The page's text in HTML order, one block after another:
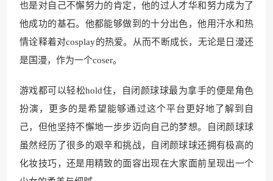
也是对自己不懈努力的肯定，他的过人才华和努力成为了
他成功的基石。他都能够做到的十分出色，他用汗水和热
情诠释着对cosplay的热爱。从而不断成长，无论是日漫还
是国漫，作为一个coser。
游戏都可以轻松hold住，自闭颜球球最为拿手的便是角色
扮演，更多的是希望能够通过这个平台更好地了解到自
己，但他坚持不懈地一步步迈向自己的梦想。自闭颜球球
虽然经历了很多的艰辛和挑战，自闭颜球球还拥有极高的
化妆技巧，还是用精致的面容出现在大家面前呈现出一个